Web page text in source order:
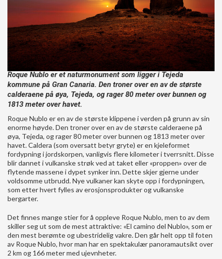
Roque Nublo er et naturmonument som ligger i Tejeda
kommune på Gran Canaria. Den troner over en av de største
calderaene på øya, Tejeda, og rager 80 meter over bunnen og
1813 meter over havet.
Roque Nublo er en av de største klippene i verden på grunn av sin
enorme høyde. Den troner over en av de største calderaene på
øya, Tejeda, og rager 80 meter over bunnen og 1813 meter over
havet. Caldera (som oversatt betyr gryte) er en kjeleformet
fordypning i jordskorpen, vanligvis flere kilometer i tverrsnitt. Disse
blir dannet i vulkanske strøk ved at taket eller «proppen» over de
flytende massene i dypet synker inn. Dette skjer gjerne under
voldsomme utbrudd. Nye vulkaner kan skyte opp i fordypningen,
som etter hvert fylles av erosjonsprodukter og vulkanske
bergarter.
Det finnes mange stier for å oppleve Roque Nublo, men to av dem
skiller seg ut som de mest attraktive: «El camino del Nublo», som er
den mest berømte og ubestridelig vakre. Den går helt opp til foten
av Roque Nublo, hvor man har en spektakulær panoramautsikt over
2 km og 166 meter med ujevnheter.